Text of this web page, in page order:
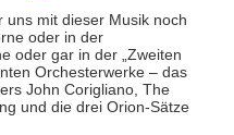
uns mit dieser Musik noch
oder in der
oder gar in der „Zweiten
Orchesterwerke – das
John Corigliano, The
und die drei Orion-Sätze